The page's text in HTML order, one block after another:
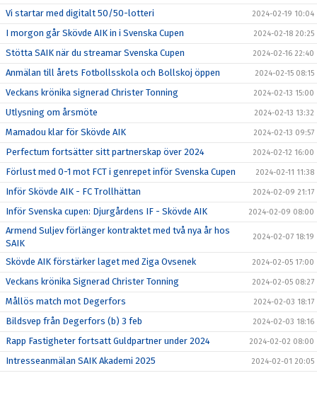
Vi startar med digitalt 50/50-lotteri 2024-02-19 10:04
I morgon går Skövde AIK in i Svenska Cupen 2024-02-18 20:25
Stötta SAIK när du streamar Svenska Cupen 2024-02-16 22:40
Anmälan till årets Fotbollsskola och Bollskoj öppen 2024-02-15 08:15
Veckans krönika signerad Christer Tonning 2024-02-13 15:00
Utlysning om årsmöte 2024-02-13 13:32
Mamadou klar för Skövde AIK 2024-02-13 09:57
Perfectum fortsätter sitt partnerskap över 2024 2024-02-12 16:00
Förlust med 0-1 mot FCT i genrepet inför Svenska Cupen 2024-02-11 11:38
Inför Skövde AIK - FC Trollhättan 2024-02-09 21:17
Inför Svenska cupen: Djurgårdens IF - Skövde AIK 2024-02-09 08:00
Armend Suljev förlänger kontraktet med två nya år hos
SAIK
2024-02-07 18:19
Skövde AIK förstärker laget med Ziga Ovsenek 2024-02-05 17:00
Veckans krönika Signerad Christer Tonning 2024-02-05 08:27
Mållös match mot Degerfors 2024-02-03 18:17
Bildsvep från Degerfors (b) 3 feb 2024-02-03 18:16
Rapp Fastigheter fortsatt Guldpartner under 2024 2024-02-02 08:00
Intresseanmälan SAIK Akademi 2025 2024-02-01 20:05